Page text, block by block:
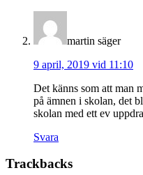
martin säger
9 april, 2019 vid 11:10
Det känns som att man
på ämnen i skolan, det
skolan med ett ev
Svara
Trackbacks